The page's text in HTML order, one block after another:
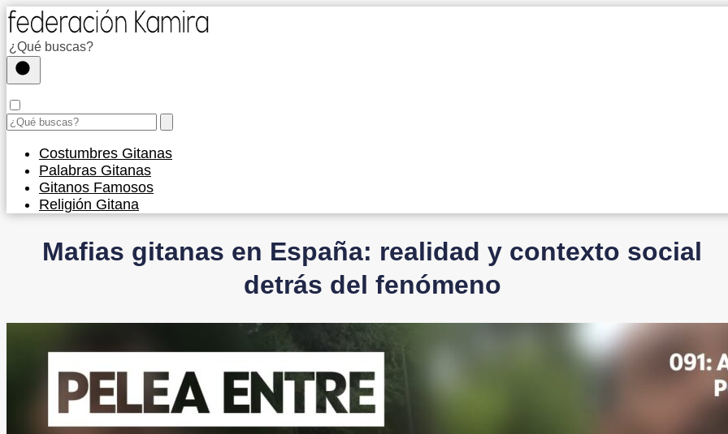
Costumbres Gitanas
Palabras Gitanas
Gitanos Famosos
Religión Gitana
Mafias gitanas en España: realidad y contexto social
detrás del fenómeno